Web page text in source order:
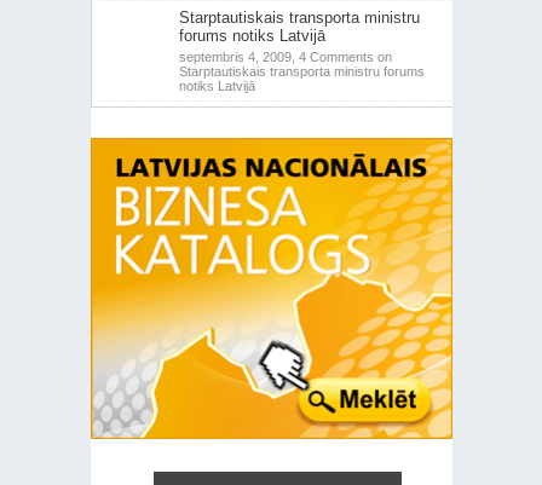
Starptautiskais transporta ministru
forums notiks Latvijā
septembris 4, 2009, 4 Comments on
Starptautiskais transporta ministru forums
notiks Latvijā